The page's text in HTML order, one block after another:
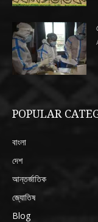
POPULAR
বাংলা
দেশ
আন্তর্জাতিক
জ্যোতিষ
Blog